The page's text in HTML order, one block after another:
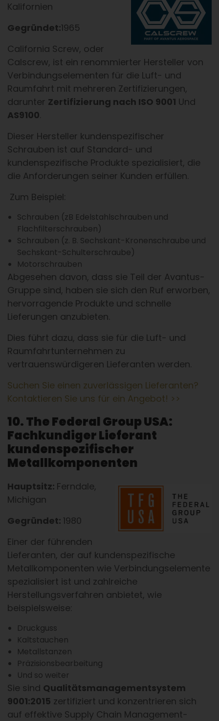
Kalifornien
Gegründet:1965
California Screw, oder
Calscrew, ist ein renommierter Hersteller von
Verbindungselementen für die Luft- und
Raumfahrt mit mehreren Zertifizierungen,
darunter Zertifizierung nach ISO 9001 Und
AS9100.
Dieser Hersteller kundenspezifischer
Schrauben ist auf Standard- und
kundenspezifische Produkte spezialisiert, die
die Anforderungen seiner Kunden erfüllen.
Zum Beispiel:
Schrauben (zB Edelstahlschrauben und
Flachfilterschrauben)
Schrauben (z. B. Sechskant-Kronenschraube und
Sechskant-Schulterschraube)
Motorschrauben
Abgesehen davon, dass sie Teil der Avantus-
Gruppe sind, haben sie sich den Ruf erworben,
hervorragende Produkte und schnelle
Lieferungen anzubieten.
Dies führt dazu, dass sie für die Luft- und
Raumfahrtunternehmen zu
vertrauenswürdigeren Lieferanten werden.
Suchen Sie einen zuverlässigen Lieferanten?
Kontaktieren Sie uns für ein Angebot! >>
10. The Federal Group USA:
Fachkundiger Lieferant
kundenspezifischer
Metallkomponenten
Hauptsitz: Ferndale,
Michigan
Gegründet: 1980
Einer der führenden
Lieferanten, der auf kundenspezifische
Metallkomponenten wie Verbindungselemente
spezialisiert ist und zahlreiche
Herstellungsverfahren anbietet, wie
beispielsweise:
Druckguss
Kaltstauchen
Metallstanzen
Präzisionsbearbeitung
Und so weiter
Sie sind Qualitätsmanagementsystem
9001:2015 zertifiziert und konzentrieren sich
auf effektive Supply Chain Management-